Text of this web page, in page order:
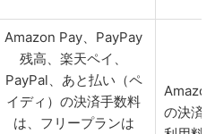
Amazon Pay、PayPay
残高、楽天ペイ、
PayPal、あと払い（ペ
イディ）の決済手数料
は、フリープランは
の決済